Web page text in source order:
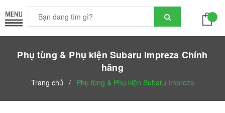
Phụ tùng & Phụ kiện Subaru Impreza Chính
hãng
Trang chủ / Phụ tùng & Phụ kiện Subaru Impreza